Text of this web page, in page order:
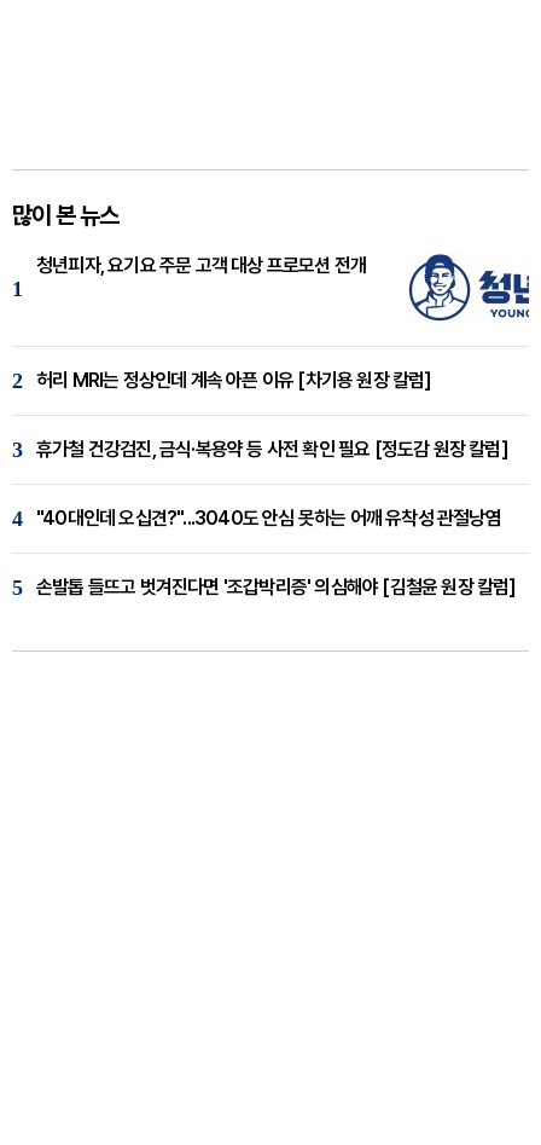
많이 본 뉴스
1
청년피자, 요기요 주문 고객 대상 프로모션 전개
2 허리 MRI는 정상인데 계속 아픈 이유 [차기용 원장 칼럼]
3 휴가철 건강검진, 금식·복용약 등 사전 확인 필요 [정도감 원장 칼럼]
4 "40대인데 오십견?"...3040도 안심 못하는 어깨 유착성 관절낭염
5 손발톱 들뜨고 벗겨진다면 '조갑박리증' 의심해야 [김철윤 원장 칼럼]